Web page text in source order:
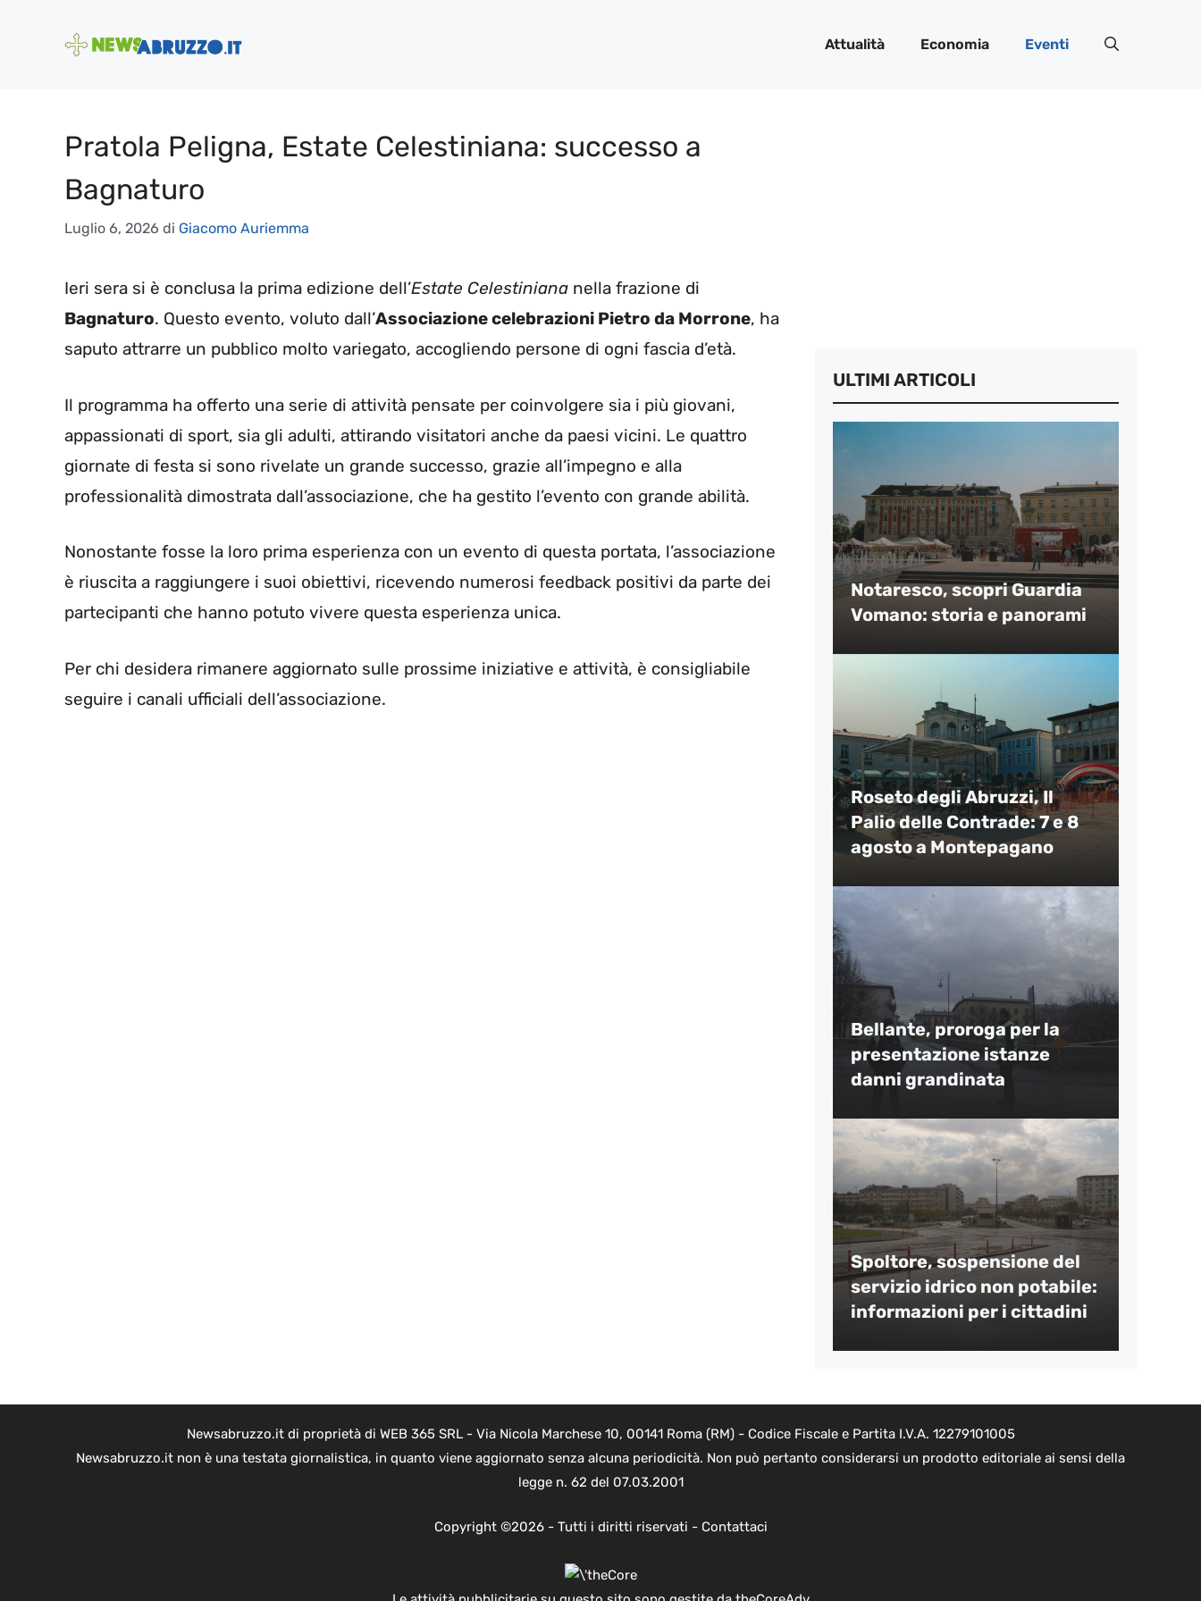
Attualità Economia Eventi
Pratola Peligna, Estate Celestiniana: successo a
Bagnaturo
Luglio 6, 2026 di Giacomo Auriemma
Ieri sera si è conclusa la prima edizione dell’Estate Celestiniana nella frazione di
Bagnaturo. Questo evento, voluto dall’Associazione celebrazioni Pietro da Morrone, ha
saputo attrarre un pubblico molto variegato, accogliendo persone di ogni fascia d’età.
Il programma ha offerto una serie di attività pensate per coinvolgere sia i più giovani,
appassionati di sport, sia gli adulti, attirando visitatori anche da paesi vicini. Le quattro
giornate di festa si sono rivelate un grande successo, grazie all’impegno e alla
professionalità dimostrata dall’associazione, che ha gestito l’evento con grande abilità.
Nonostante fosse la loro prima esperienza con un evento di questa portata, l’associazione
è riuscita a raggiungere i suoi obiettivi, ricevendo numerosi feedback positivi da parte dei
partecipanti che hanno potuto vivere questa esperienza unica.
Per chi desidera rimanere aggiornato sulle prossime iniziative e attività, è consigliabile
seguire i canali ufficiali dell’associazione.
ULTIMI ARTICOLI
Notaresco, scopri Guardia
Vomano: storia e panorami
Roseto degli Abruzzi, Il
Palio delle Contrade: 7 e 8
agosto a Montepagano
Bellante, proroga per la
presentazione istanze
danni grandinata
Spoltore, sospensione del
servizio idrico non potabile:
informazioni per i cittadini
Newsabruzzo.it di proprietà di WEB 365 SRL - Via Nicola Marchese 10, 00141 Roma (RM) - Codice Fiscale e Partita I.V.A. 12279101005
Newsabruzzo.it non è una testata giornalistica, in quanto viene aggiornato senza alcuna periodicità. Non può pertanto considerarsi un prodotto editoriale ai sensi della
legge n. 62 del 07.03.2001
Copyright ©2026 - Tutti i diritti riservati - Contattaci